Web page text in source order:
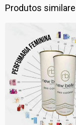
Produtos